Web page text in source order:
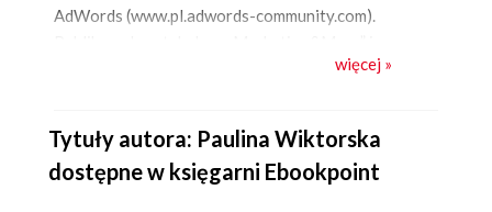
AdWords (www.pl.adwords-community.com).
„Magazynie SEM Specialist”. Aktualnie publikuje w
więcej »
Tytuły autora: Paulina Wiktorska
dostępne w księgarni Ebookpoint